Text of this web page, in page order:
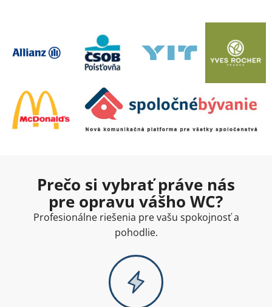
Prečo si vybrať práve nás
pre opravu vášho WC?
Profesionálne riešenia pre vašu spokojnosť a
pohodlie.